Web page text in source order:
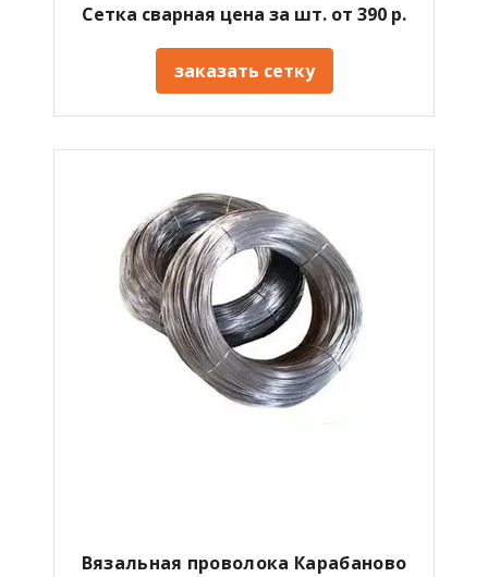
Сетка сварная цена за шт. от 390 р.
заказать сетку
Вязальная проволока Карабаново